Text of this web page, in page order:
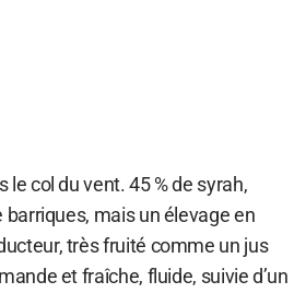
col du vent. 45 % de syrah,
mais un élevage en
très fruité comme un jus
et fraîche, fluide, suivie d’un